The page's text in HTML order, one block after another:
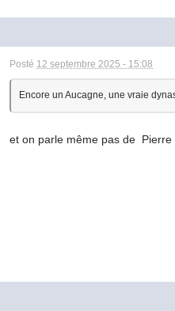
Posté 12 septembre 2025 - 15:08
Encore un Aucagne, une vraie
et on parle même pas de Pierre